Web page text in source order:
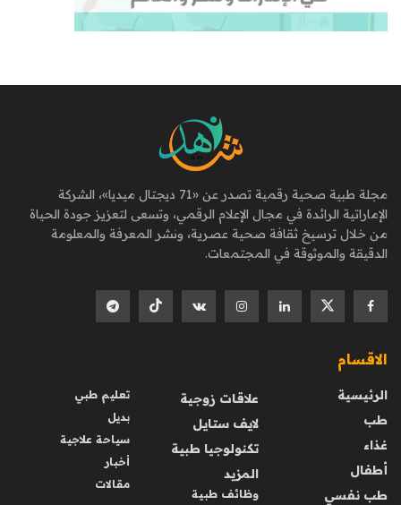
مجلة طبية صحية رقمية تصدر عن «71 ديجتال ميديا»، الشركة
الإماراتية الرائدة في مجال الإعلام الرقمي، وتسعى لتعزيز جودة الحياة
من خلال ترسيخ ثقافة صحية عصرية، ونشر المعرفة والمعلومة
الدقيقة والموثوقة في المجتمعات.
الاقسام
الرئيسية
طب
غذاء
أطفال
طب نفسي
علاقات زوجية
لايف ستايل
تكنولوجيا طبية
المزيد
وظائف طبية
تعليم طبي
بديل
سياحة علاجية
أخبار
مقالات